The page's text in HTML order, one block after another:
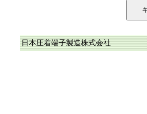
日本圧着端子製造株式会社